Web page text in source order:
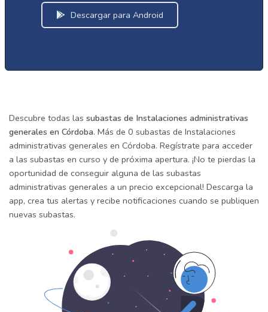
Descargar para Android
Descubre todas las subastas de Instalaciones administrativas
generales en Córdoba. Más de 0 subastas de Instalaciones
administrativas generales en Córdoba. Regístrate para acceder
a las subastas en curso y de próxima apertura. ¡No te pierdas la
oportunidad de conseguir alguna de las subastas
administrativas generales a un precio excepcional! Descarga la
app, crea tus alertas y recibe notificaciones cuando se publiquen
nuevas subastas.